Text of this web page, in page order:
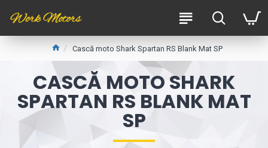
Cască moto Shark Spartan RS Blank Mat SP
CASCĂ MOTO SHARK
SPARTAN RS BLANK MAT
SP